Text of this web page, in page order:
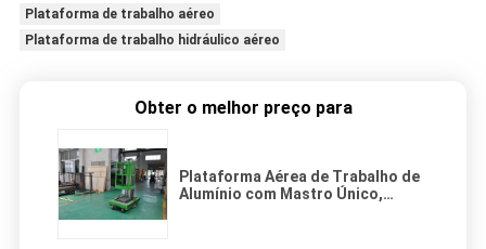
Plataforma de trabalho aéreo
Plataforma de trabalho hidráulico aéreo
Obter o melhor preço para
Plataforma Aérea de Trabalho de
Alumínio com Mastro Único,